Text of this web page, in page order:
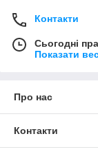
Контакти
Сьогодні
Показати
Про нас
Контакти